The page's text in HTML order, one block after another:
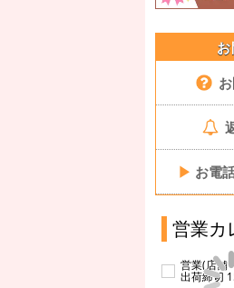
▶ お電
営業カ
営業(店舗
出荷締切